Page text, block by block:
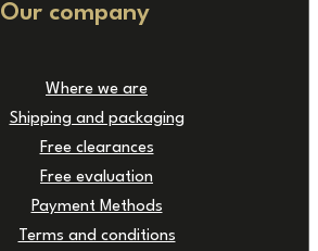
Our company
Where we are
Shipping and packaging
Free clearances
Free evaluation
Payment Methods
Terms and conditions